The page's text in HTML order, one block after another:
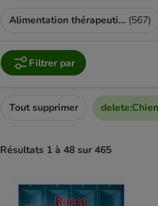
Alimentation thérapeutique (567)
Filtrer par
Tout supprimer delete:Chien
Résultats 1 à 48 sur 465